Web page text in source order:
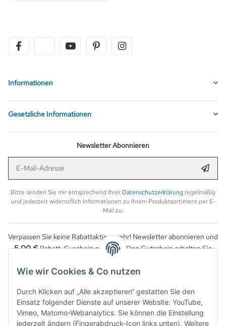
Wie wir Cookies & Co nutzen
Durch Klicken auf „Alle akzeptieren“ gestatten Sie den
Einsatz folgender Dienste auf unserer Website: YouTube,
Vimeo, Matomo-Webanalytics. Sie können die Einstellung
jederzeit ändern (Fingerabdruck-Icon links unten). Weitere
twitter youtube pinterest
Informationen
Gesetzliche Informationen
Newsletter Abonnieren
Bitte senden Sie mir entsprechend Ihrer Datenschutzerklärung regelmäßig
und jederzeit widerruflich Informationen zu Ihrem Produktsortiment per E-
Mail zu.
Verpassen Sie keine Rabattaktion mehr! Newsletter abonnieren und
5,00 €Rabatt-Guschein erhalten. Den Gutschein erhalten Sie
per Email nach der erfolgreichen Bestätigung Ihrer Email-Adresse.